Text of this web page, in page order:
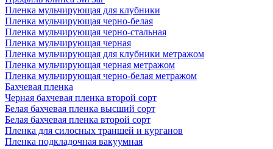
Пленка мульчирующая для клубники
Пленка мульчирующая черно-белая
Пленка мульчирующая черно-стальная
Пленка мульчирующая черная
Пленка мульчирующая для клубники метражом
Пленка мульчирующая черная метражом
Пленка мульчирующая черно-белая метражом
Бахчевая пленка
Черная бахчевая пленка второй сорт
Белая бахчевая пленка высший сорт
Белая бахчевая пленка второй сорт
Пленка для силосных траншей и курганов
Пленка подкладочная вакуумная